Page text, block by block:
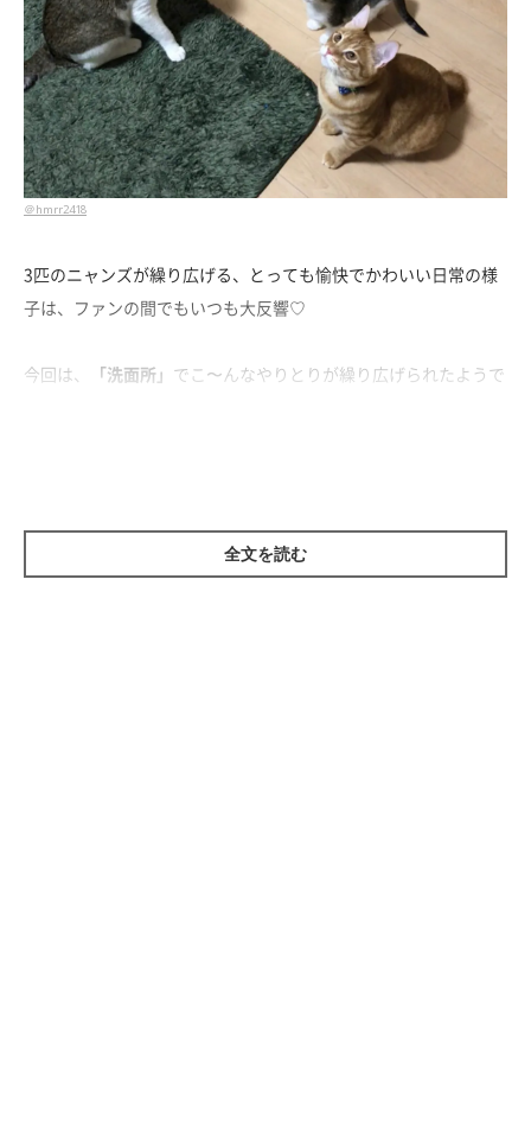
＠hmrr2418
3匹のニャンズが繰り広げる、とっても愉快でかわいい日常の様
子は、ファンの間でもいつも大反響♡
今回は、 「洗面所」 でこ〜んなやりとりが繰り広げられたようで
全文を読む